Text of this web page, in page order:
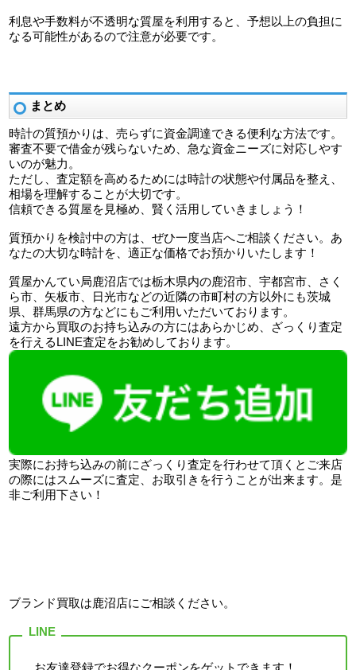
利息や手数料が不透明な質屋を利用すると、予想以上の負担に
なる可能性があるので注意が必要です。
まとめ
時計の質預かりは、売らずに資金調達できる便利な方法です。
審査不要で借金が残らないため、急な資金ニーズに対応しやす
いのが魅力。
ただし、査定額を高めるためには時計の状態や付属品を整え、
相場を理解することが大切です。
信頼できる質屋を見極め、賢く活用していきましょう！
質預かりを検討中の方は、ぜひ一度当店へご相談ください。あ
なたの大切な時計を、適正な価格でお預かりいたします！
質屋かんてい局鹿沼店では栃木県内の鹿沼市、宇都宮市、さく
ら市、矢板市、日光市などの近隣の市町村の方以外にも茨城
県、群馬県の方などにもご利用いただいております。
遠方から買取のお持ち込みの方にはあらかじめ、ざっくり査定
を行えるLINE査定をお勧めしております。
実際にお持ち込みの前にざっくり査定を行わせて頂くとご来店
の際にはスムーズに査定、お取引きを行うことが出来ます。是
非ご利用下さい！
ブランド買取は鹿沼店にご相談ください。